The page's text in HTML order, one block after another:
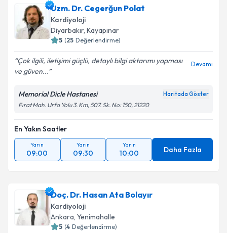
Uzm. Dr. Cegerğun Polat
Kardiyoloji
Diyarbakır, Kayapınar
5 (25 Değerlendirme)
Çok ilgili, iletişimi güçlü, detaylı bilgi aktarımı yapması
ve güven...
Devamı
Memorial Dicle Hastanesi Haritada Göster
Fırat Mah. Urfa Yolu 3. Km, 507. Sk. No: 150, 21220
En Yakın Saatler
Yarın
09:00
Yarın
09:30
Yarın
10:00 Daha Fazla
Doç. Dr. Hasan Ata Bolayır
Kardiyoloji
Ankara, Yenimahalle
5 (4 Değerlendirme)